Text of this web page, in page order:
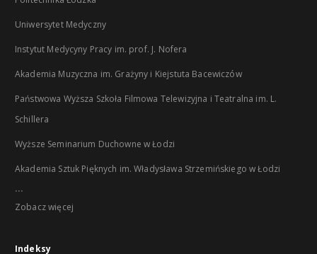
Uniwersytet Medyczny
Instytut Medycyny Pracy im. prof. J. Nofera
Akademia Muzyczna im. Grażyny i Kiejstuta Bacewiczów
Państwowa Wyższa Szkoła Filmowa Telewizyjna i Teatralna im. L.
Schillera
Wyższe Seminarium Duchowne w Łodzi
Akademia Sztuk Pięknych im. Władysława Strzemińskiego w Łodzi
...
Zobacz więcej
Indeksy